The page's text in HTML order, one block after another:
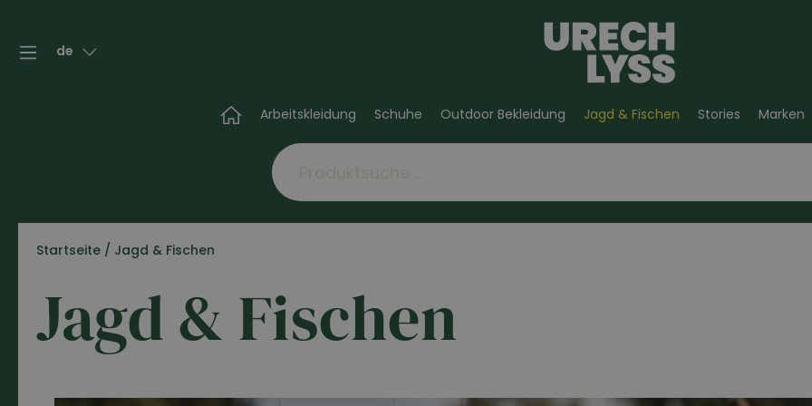
de
Arbeitskleidung Schuhe Outdoor Bekleidung Jagd & Fischen Stories Marken
Startseite / Jagd & Fischen
Jagd & Fischen